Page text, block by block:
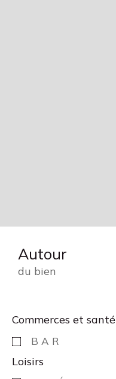
Autour
du bien
Commerces et santé
BAR
Loisirs